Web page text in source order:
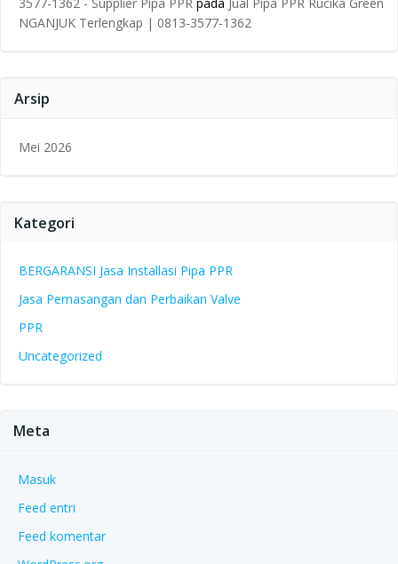
NGANJUK Terlengkap | 0813-3577-1362
Arsip
Mei 2026
Kategori
BERGARANSI Jasa Installasi Pipa PPR
Jasa Pemasangan dan Perbaikan Valve
PPR
Uncategorized
Meta
Masuk
Feed entri
Feed komentar